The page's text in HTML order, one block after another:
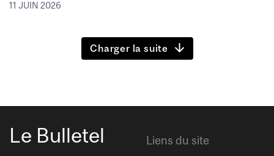
11 JUIN 2026
Charger la suite
Le Bulletel Liens du site